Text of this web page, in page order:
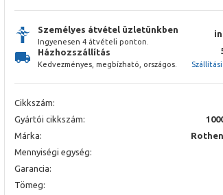
Személyes átvétel üzletünkben
Ingyenesen 4 átvételi ponton.
Házhozszállítás
Kedvezményes, megbízható, országos.
Cikkszám:
Gyártói cikkszám:
Márka:
Mennyiségi egység:
Garancia:
Tömeg: